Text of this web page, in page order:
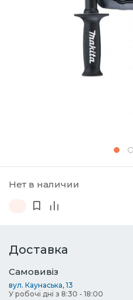
Нет в наличии
Доставка
Самовивіз
вул. Каунаська, 13
У робочі дні з 8:30 - 18:00